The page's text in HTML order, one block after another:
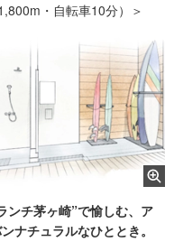
・自転車10分）＞
ンチ茅ヶ崎”で愉しむ、ア
ナチュラルなひととき。